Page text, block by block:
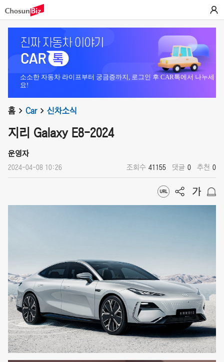
소소한 자동차 라이프부터 궁금증까지, 로그인 후 CAR톡에서 나누세
요!
홈 Car 신차소식
지리 Galaxy E8-2024
운영자
2024-04-08 10:26 조회수 41155 댓글 0 추천 0